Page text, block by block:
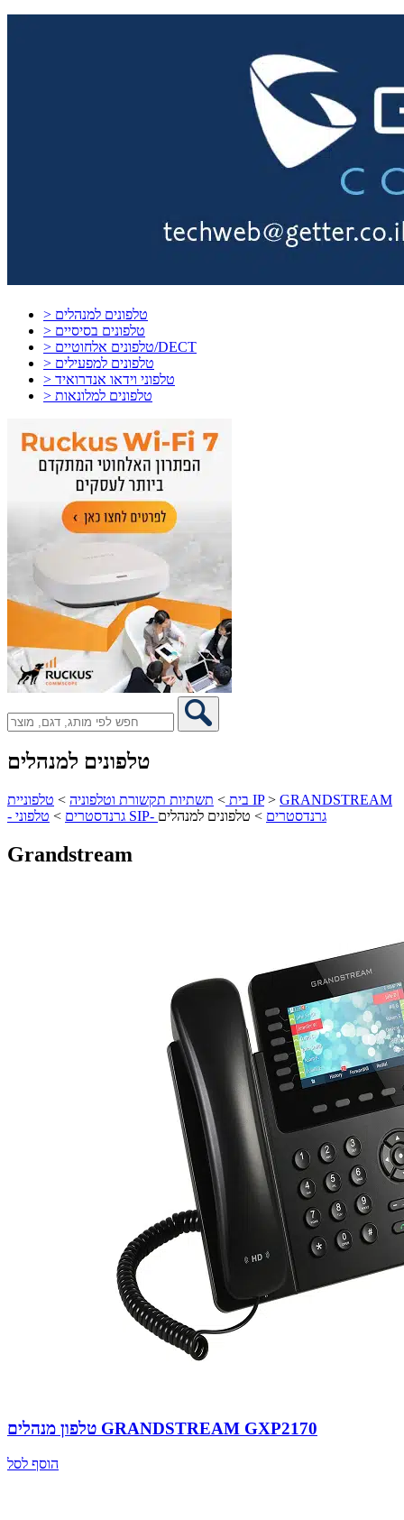
> טלפונים למנהלים
> טלפונים בסיסיים
> טלפונים אלחוטיים/DECT
> טלפונים למפעילים
> טלפוני וידאו אנדרואיד
> טלפונים למלונאות
טלפונים למנהלים
בית > תשתיות תקשורת וטלפוניה > טלפוניית IP> GRANDSTREAM
- גרנדסטרים > טלפוני SIP- גרנדסטרים > טלפונים למנהלים
Grandstream
טלפון מנהלים GRANDSTREAM GXP2170
הוסף לסל